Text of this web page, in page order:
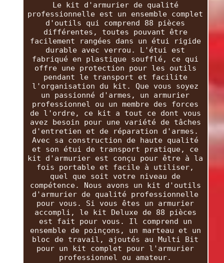
Le kit d'armurier de qualité
professionnelle est un ensemble complet
d'outils qui comprend 88 pièces
différentes, toutes pouvant être
facilement rangées dans un étui rigide
durable avec verrou. L'étui est
fabriqué en plastique soufflé, ce qui
offre une protection pour les outils
pendant le transport et facilite
l'organisation du kit. Que vous soyez
un passionné d'armes, un armurier
professionnel ou un membre des forces
de l'ordre, ce kit a tout ce dont vous
avez besoin pour une variété de tâches
d'entretien et de réparation d'armes.
Avec sa construction de haute qualité
et son étui de transport pratique, ce
kit d'armurier est conçu pour être à la
fois portable et facile à utiliser,
quel que soit votre niveau de
compétence. Nous avons un kit d'outils
d'armurier de qualité professionnelle
pour vous. Si vous êtes un armurier
accompli, le kit Deluxe de 88 pièces
est fait pour vous. Il comprend un
ensemble de poinçons, un marteau et un
bloc de travail, ajoutés au Multi Bit
pour un kit complet pour l'armurier
professionnel ou amateur.